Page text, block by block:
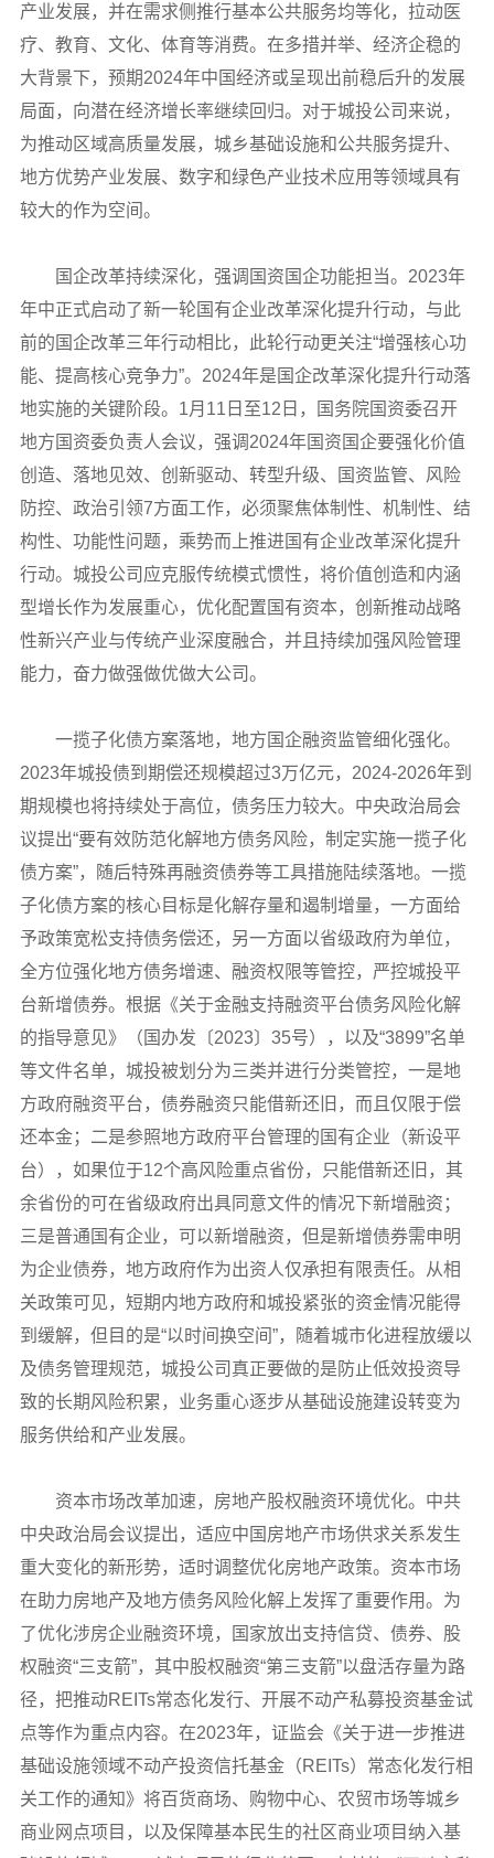
产业发展，并在需求侧推行基本公共服务均等化，拉动医
疗、教育、文化、体育等消费。在多措并举、经济企稳的
大背景下，预期2024年中国经济或呈现出前稳后升的发展
局面，向潜在经济增长率继续回归。对于城投公司来说，
为推动区域高质量发展，城乡基础设施和公共服务提升、
地方优势产业发展、数字和绿色产业技术应用等领域具有
较大的作为空间。
国企改革持续深化，强调国资国企功能担当。2023年
年中正式启动了新一轮国有企业改革深化提升行动，与此
前的国企改革三年行动相比，此轮行动更关注“增强核心功
能、提高核心竞争力”。2024年是国企改革深化提升行动落
地实施的关键阶段。1月11日至12日，国务院国资委召开
地方国资委负责人会议，强调2024年国资国企要强化价值
创造、落地见效、创新驱动、转型升级、国资监管、风险
防控、政治引领7方面工作，必须聚焦体制性、机制性、结
构性、功能性问题，乘势而上推进国有企业改革深化提升
行动。城投公司应克服传统模式惯性，将价值创造和内涵
型增长作为发展重心，优化配置国有资本，创新推动战略
性新兴产业与传统产业深度融合，并且持续加强风险管理
能力，奋力做强做优做大公司。
一揽子化债方案落地，地方国企融资监管细化强化。
2023年城投债到期偿还规模超过3万亿元，2024-2026年到
期规模也将持续处于高位，债务压力较大。中央政治局会
议提出“要有效防范化解地方债务风险，制定实施一揽子化
债方案”，随后特殊再融资债券等工具措施陆续落地。一揽
子化债方案的核心目标是化解存量和遏制增量，一方面给
予政策宽松支持债务偿还，另一方面以省级政府为单位，
全方位强化地方债务增速、融资权限等管控，严控城投平
台新增债券。根据《关于金融支持融资平台债务风险化解
的指导意见》（国办发〔2023〕35号），以及“3899”名单
等文件名单，城投被划分为三类并进行分类管控，一是地
方政府融资平台，债券融资只能借新还旧，而且仅限于偿
还本金；二是参照地方政府平台管理的国有企业（新设平
台），如果位于12个高风险重点省份，只能借新还旧，其
余省份的可在省级政府出具同意文件的情况下新增融资；
三是普通国有企业，可以新增融资，但是新增债券需申明
为企业债券，地方政府作为出资人仅承担有限责任。从相
关政策可见，短期内地方政府和城投紧张的资金情况能得
到缓解，但目的是“以时间换空间”，随着城市化进程放缓以
及债务管理规范，城投公司真正要做的是防止低效投资导
致的长期风险积累，业务重心逐步从基础设施建设转变为
服务供给和产业发展。
资本市场改革加速，房地产股权融资环境优化。中共
中央政治局会议提出，适应中国房地产市场供求关系发生
重大变化的新形势，适时调整优化房地产政策。资本市场
在助力房地产及地方债务风险化解上发挥了重要作用。为
了优化涉房企业融资环境，国家放出支持信贷、债券、股
权融资“三支箭”，其中股权融资“第三支箭”以盘活存量为路
径，把推动REITs常态化发行、开展不动产私募投资基金试
点等作为重点内容。在2023年，证监会《关于进一步推进
基础设施领域不动产投资信托基金（REITs）常态化发行相
关工作的通知》将百货商场、购物中心、农贸市场等城乡
商业网点项目，以及保障基本民生的社区商业项目纳入基